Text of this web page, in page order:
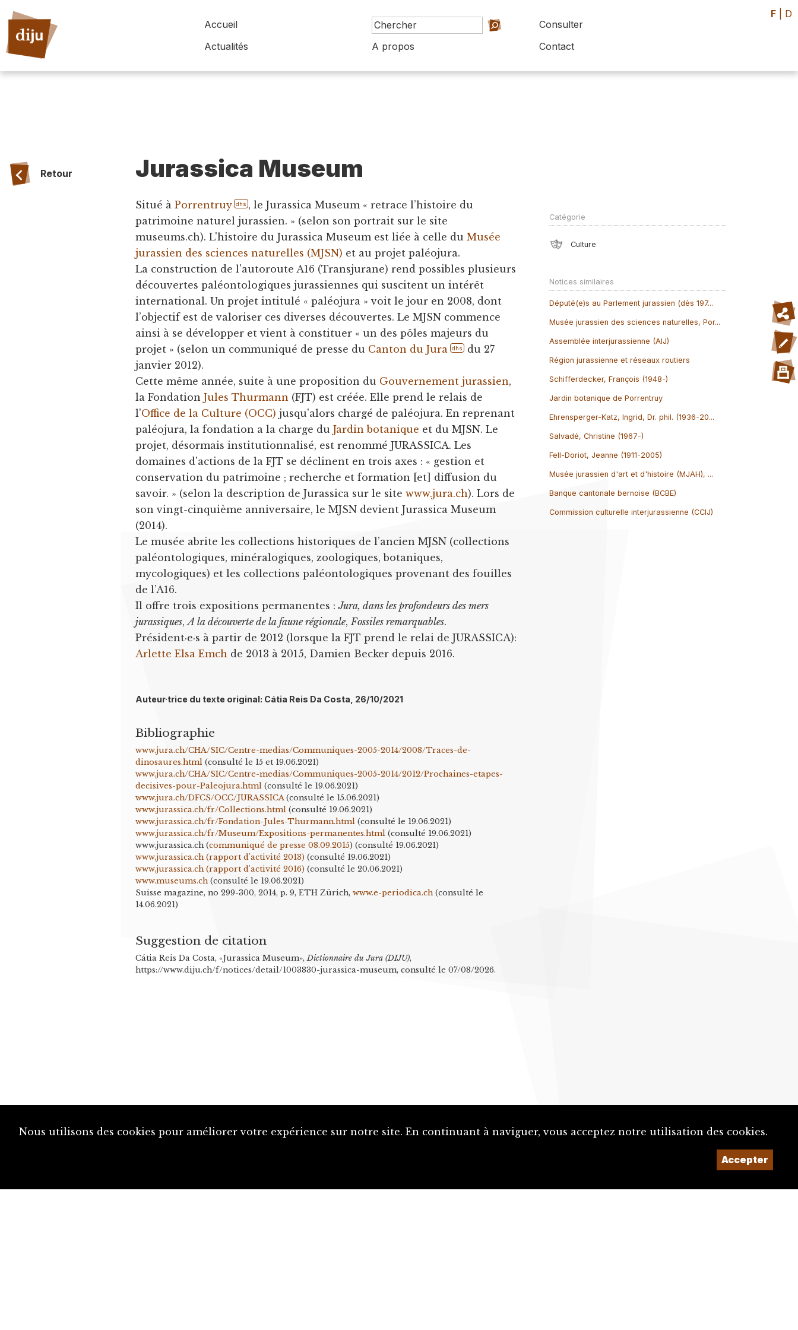
Accueil
Consulter
Actualités
A propos Contact
F D
Retour Jurassica Museum
Situé àPorrentruy dhs , le Jurassica Museum « retrace l’histoire du
patrimoine naturel jurassien. » (selon son portrait sur le site
museums.ch). L'histoire du Jurassica Museum est liée à celle duMusée
jurassien des sciences naturelles (MJSN) et au projet paléojura.
La construction de l'autoroute A16 (Transjurane) rend possibles plusieurs
découvertes paléontologiques jurassiennes qui suscitent un intérêt
international. Un projet intitulé « paléojura » voit le jour en 2008, dont
l’objectif est de valoriser ces diverses découvertes. Le MJSN commence
ainsi à se développer et vient à constituer « un des pôles majeurs du
projet » (selon un communiqué de presse du Canton du Jura dhs
du 27
janvier 2012).
Cette même année, suite à une proposition du Gouvernement jurassien,
la FondationJules Thurmann (FJT) est créée. Elle prend le relais de
l'Office de la Culture (OCC) jusqu'alors chargé de paléojura. En reprenant
paléojura, la fondation a la charge duJardin botanique et du MJSN. Le
projet, désormais institutionnalisé, est renommé JURASSICA. Les
domaines d'actions de la FJT se déclinent en trois axes : « gestion et
conservation du patrimoine ; recherche et formation [et] diffusion du
savoir. » (selon la description de Jurassica sur le sitewww.jura.ch). Lors de
son vingt-cinquième anniversaire, le MJSN devient Jurassica Museum
(2014).
Le musée abrite les collections historiques de l’ancien MJSN (collections
paléontologiques, minéralogiques, zoologiques, botaniques,
mycologiques) et les collections paléontologiques provenant des fouilles
de l’A16.
Il offre trois expositions permanentes :Jura, dans les profondeurs des mers
jurassiques,A la découverte de la faune régionale,Fossiles remarquables.
Président·e·s à partir de 2012 (lorsque la FJT prend le relai de JURASSICA):
Arlette Elsa Emch de 2013 à 2015, Damien Becker depuis 2016.
Auteur·trice du texte original: Cátia Reis Da Costa, 26/10/2021
Bibliographie
www.jura.ch/CHA/SIC/Centre-medias/Communiques-2005-2014/2008/Traces-de-
dinosaures.html (consulté le 15 et 19.06.2021)
www.jura.ch/CHA/SIC/Centre-medias/Communiques-2005-2014/2012/Prochaines-etapes-
decisives-pour-Paleojura.html (consulté le 19.06.2021)
www.jura.ch/DFCS/OCC/JURASSICA(consulté le 15.06.2021)
www.jurassica.ch/fr/Collections.html (consulté 19.06.2021)
www.jurassica.ch/fr/Fondation-Jules-Thurmann.html (consulté le 19.06.2021)
www.jurassica.ch/fr/Museum/Expositions-permanentes.html (consulté 19.06.2021)
www.jurassica.ch (communiqué de presse 08.09.2015) (consulté 19.06.2021)
www.jurassica.ch (rapport d'activité 2013) (consulté 19.06.2021)
www.jurassica.ch (rapport d'activité 2016) (consulté le 20.06.2021)
www.museums.ch(consulté le 19.06.2021)
Suisse magazine, no 299-300, 2014, p. 9, ETH Zürich,www.e-periodica.ch(consulté le
14.06.2021)
Suggestion de citation
Cátia Reis Da Costa, «Jurassica Museum», Dictionnaire du Jura (DIJU),
https://www.diju.ch/f/notices/detail/1003830-jurassica-museum, consulté le 07/08/2026.
Catégorie
Culture
Notices similaires
Député(e)s au Parlement jurassien (dès 197...
Musée jurassien des sciences naturelles, Por...
Assemblée interjurassienne (AIJ)
Région jurassienne et réseaux routiers
Schifferdecker, François (1948-)
Jardin botanique de Porrentruy
Ehrensperger-Katz, Ingrid, Dr. phil. (1936-20...
Salvadé, Christine (1967-)
Fell-Doriot, Jeanne (1911-2005)
Musée jurassien d'art et d'histoire (MJAH), ...
Banque cantonale bernoise (BCBE)
Commission culturelle interjurassienne (CCIJ)
Proposer une notice Un projet de la
Nous utilisons des cookies pour améliorer votre expérience sur notre site. En continuant à naviguer, vous acceptez notre utilisation des cookies.
Accepter